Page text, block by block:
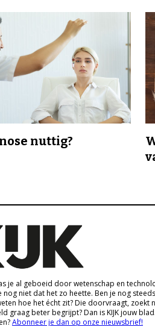
nuttig?
je al geboeid door wetenschap en
nog niet dat het zo heette. Ben je nog
hoe het écht zit? Die doorvraagt, zoekt
graag beter begrijpt? Dan is KIJK jouw
Abonneer je dan op onze nieuwsbrief!